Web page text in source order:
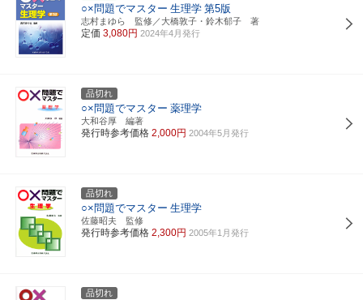
○×問題でマスター 生理学 第5版
志村まゆら 監修／大橋敦子・鈴木郁子 著
定価 3,080円 2024年4月発行
品切れ
○×問題でマスター 薬理学
大和谷厚 編著
発行時参考価格 2,000円 2004年5月発行
品切れ
○×問題でマスター 生理学
佐藤昭夫 監修
発行時参考価格 2,300円 2005年1月発行
品切れ